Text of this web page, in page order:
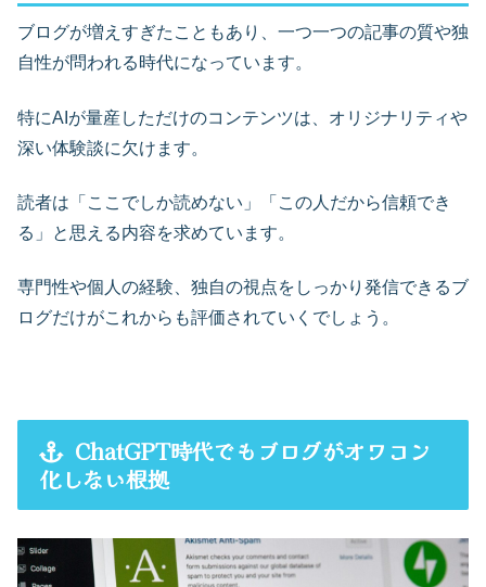
ブログが増えすぎたこともあり、一つ一つの記事の質や独
自性が問われる時代になっています。
特にAIが量産しただけのコンテンツは、オリジナリティや
深い体験談に欠けます。
読者は「ここでしか読めない」「この人だから信頼でき
る」と思える内容を求めています。
専門性や個人の経験、独自の視点をしっかり発信できるブ
ログだけがこれからも評価されていくでしょう。
ChatGPT時代でもブログがオワコン
化しない根拠